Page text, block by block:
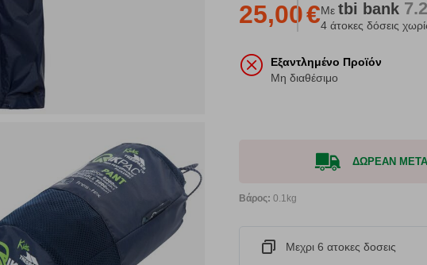
25,00€Μεtbi bank
4 άτοκες δόσεις
Εξαντλημένο Προϊόν
Μη διαθέσιμο
ΔΩΡΕΑΝ
Βάρος: 0.1kg
Μεχρι 6 ατοκες δοσεις